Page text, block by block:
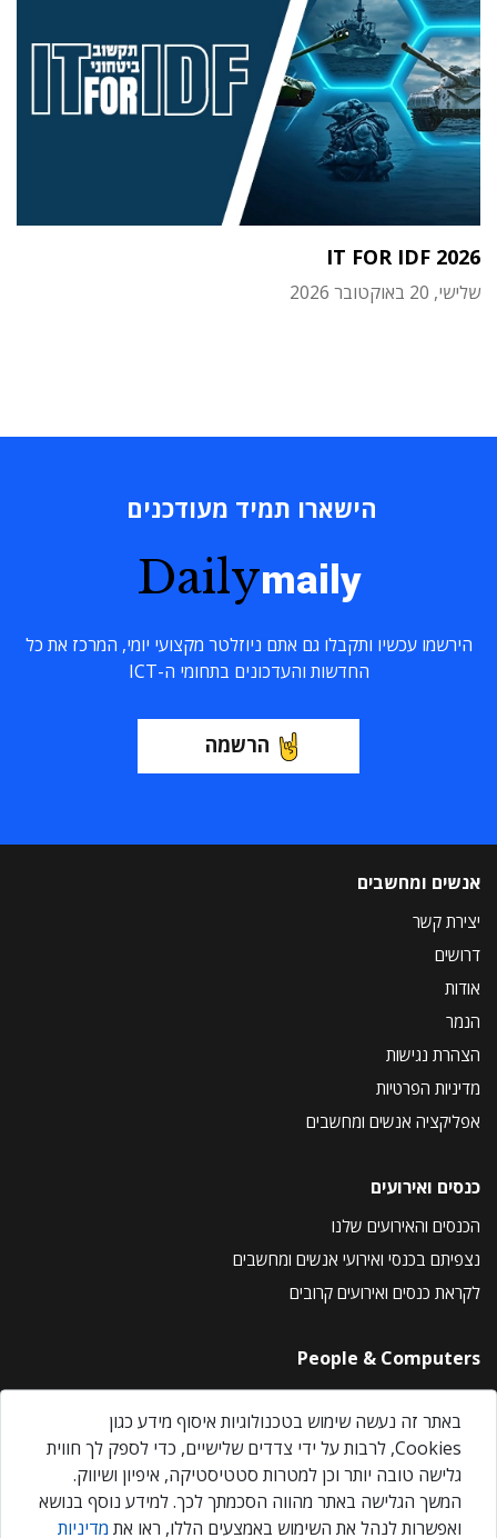
IT FOR IDF 2026
שלישי, 20 באוקטובר 2026
הישארו תמיד מעודכנים
Dailymaily
הירשמו עכשיו ותקבלו גם אתם ניוזלטר מקצועי יומי, המרכז את כל
החדשות והעדכונים בתחומי ה-ICT
הרשמה
אנשים ומחשבים
יצירת קשר
דרושים
אודות
הנמר
הצהרת נגישות
מדיניות הפרטיות
אפליקציה אנשים ומחשבים
כנסים ואירועים
הכנסים והאירועים שלנו
נצפיתם בכנסי ואירועי אנשים ומחשבים
לקראת כנסים ואירועים קרובים
People & Computers
About Us
Privacy Policy
Contact Us
Our Events
באתר זה נעשה שימוש בטכנולוגיות איסוף מידע כגון
Cookies, לרבות על ידי צדדים שלישיים, כדי לספק לך חווית
גלישה טובה יותר וכן למטרות סטטיסטיקה, איפיון ושיווק.
המשך הגלישה באתר מהווה הסכמתך לכך. למידע נוסף בנושא
ואפשרות לנהל את השימוש באמצעים הללו, ראו את מדיניות